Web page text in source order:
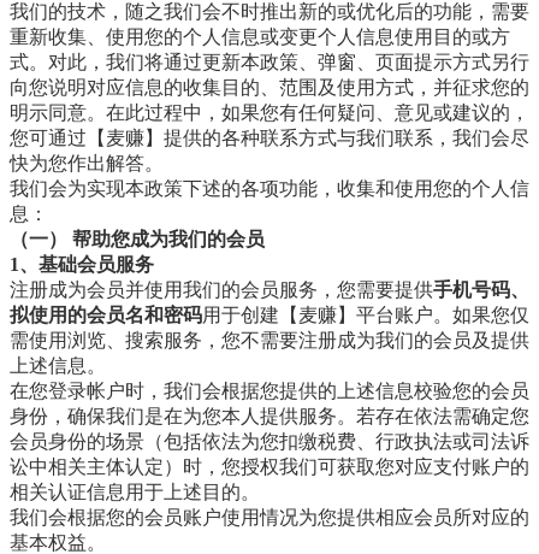
我们的技术，随之我们会不时推出新的或优化后的功能，需要
重新收集、使用您的个人信息或变更个人信息使用目的或方
式。对此，我们将通过更新本政策、弹窗、页面提示方式另行
向您说明对应信息的收集目的、范围及使用方式，并征求您的
明示同意。在此过程中，如果您有任何疑问、意见或建议的，
您可通过【麦赚】提供的各种联系方式与我们联系，我们会尽
快为您作出解答。
我们会为实现本政策下述的各项功能，收集和使用您的个人信
息：
（一） 帮助您成为我们的会员
1、基础会员服务
注册成为会员并使用我们的会员服务，您需要提供手机号码、
拟使用的会员名和密码用于创建【麦赚】平台账户。如果您仅
需使用浏览、搜索服务，您不需要注册成为我们的会员及提供
上述信息。
在您登录帐户时，我们会根据您提供的上述信息校验您的会员
身份，确保我们是在为您本人提供服务。若存在依法需确定您
会员身份的场景（包括依法为您扣缴税费、行政执法或司法诉
讼中相关主体认定）时，您授权我们可获取您对应支付账户的
相关认证信息用于上述目的。
我们会根据您的会员账户使用情况为您提供相应会员所对应的
基本权益。